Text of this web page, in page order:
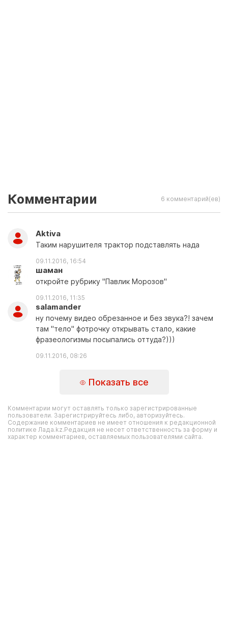
Комментарии 6 комментарий(ев)
Aktiva
Таким нарушителя трактор подставлять нада
09.11.2016, 16:54
шаман
откройте рубрику "Павлик Морозов"
09.11.2016, 11:35
salamander
ну почему видео обрезанное и без звука?! зачем
там "тело" фотрочку открывать стало, какие
фразеологизмы посыпались оттуда?)))
09.11.2016, 08:26
Показать все
Комментарии могут оставлять только зарегистрированные
пользователи. Зарегистрируйтесь либо, авторизуйтесь.
Содержание комментариев не имеет отношения к редакционной
политике Лада.kz.Редакция не несет ответственность за форму и
характер комментариев, оставляемых пользователями сайта.